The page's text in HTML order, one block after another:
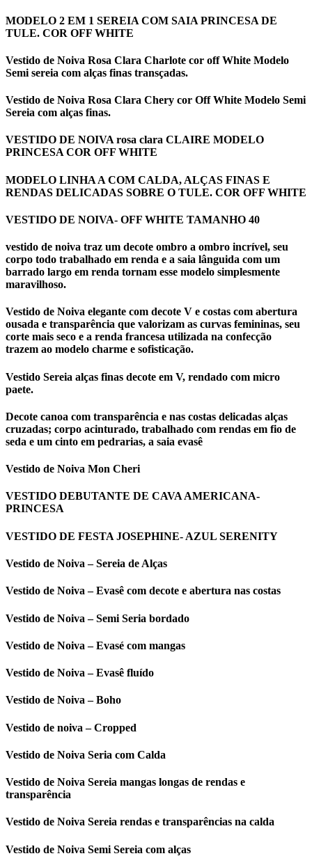
MODELO 2 EM 1 SEREIA COM SAIA PRINCESA DE
TULE. COR OFF WHITE
Vestido de Noiva Rosa Clara Charlote cor off White Modelo
Semi sereia com alças finas transçadas.
Vestido de Noiva Rosa Clara Chery cor Off White Modelo Semi
Sereia com alças finas.
VESTIDO DE NOIVA rosa clara CLAIRE MODELO
PRINCESA COR OFF WHITE
MODELO LINHA A COM CALDA, ALÇAS FINAS E
RENDAS DELICADAS SOBRE O TULE. COR OFF WHITE
VESTIDO DE NOIVA- OFF WHITE TAMANHO 40
vestido de noiva traz um decote ombro a ombro incrível, seu
corpo todo trabalhado em renda e a saia lânguida com um
barrado largo em renda tornam esse modelo simplesmente
maravilhoso.
Vestido de Noiva elegante com decote V e costas com abertura
ousada e transparência que valorizam as curvas femininas, seu
corte mais seco e a renda francesa utilizada na confecção
trazem ao modelo charme e sofisticação.
Vestido Sereia alças finas decote em V, rendado com micro
paete.
Decote canoa com transparência e nas costas delicadas alças
cruzadas; corpo acinturado, trabalhado com rendas em fio de
seda e um cinto em pedrarias, a saia evasê
Vestido de Noiva Mon Cheri
VESTIDO DEBUTANTE DE CAVA AMERICANA-
PRINCESA
VESTIDO DE FESTA JOSEPHINE- AZUL SERENITY
Vestido de Noiva – Sereia de Alças
Vestido de Noiva – Evasê com decote e abertura nas costas
Vestido de Noiva – Semi Seria bordado
Vestido de Noiva – Evasé com mangas
Vestido de Noiva – Evasê fluído
Vestido de Noiva – Boho
Vestido de noiva – Cropped
Vestido de Noiva Seria com Calda
Vestido de Noiva Sereia mangas longas de rendas e
transparência
Vestido de Noiva Sereia rendas e transparências na calda
Vestido de Noiva Semi Sereia com alças